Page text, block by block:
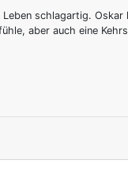
schlagartig.
aber auch eine